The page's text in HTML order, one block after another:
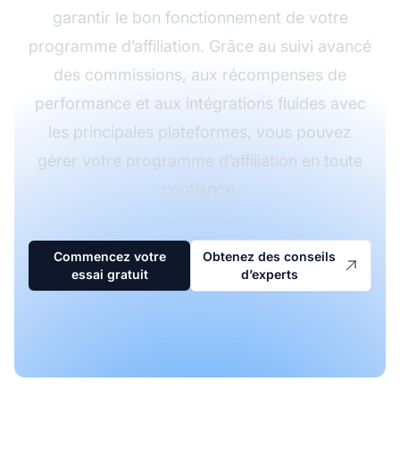
garantir le bon fonctionnement de votre
programme d’affiliation. Grâce au suivi avancé
des commissions, aux récompenses de
performance et aux intégrations fluides avec
les principales plateformes, vous pouvez
gérer votre programme d’affiliation en toute
confiance.
Commencez votre
essai gratuit
Obtenez des conseils
d’experts